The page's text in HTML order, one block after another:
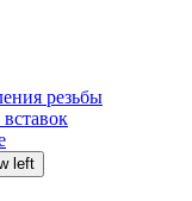
резьбы